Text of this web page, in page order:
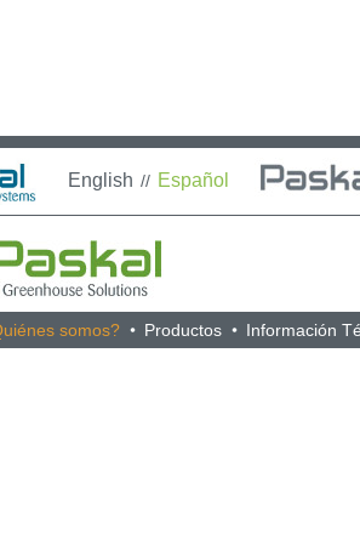
English // Español
somos? Productos Información